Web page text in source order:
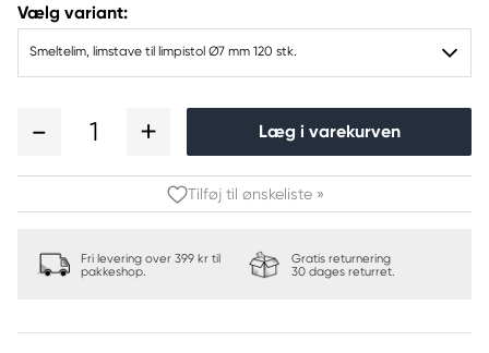
Vælg variant:
Smeltelim, limstave til limpistol Ø7 mm 120 stk.
1 Læg i varekurven
Tilføj til ønskeliste »
Fri levering over 399 kr til
pakkeshop.
Gratis returnering
30 dages returret.